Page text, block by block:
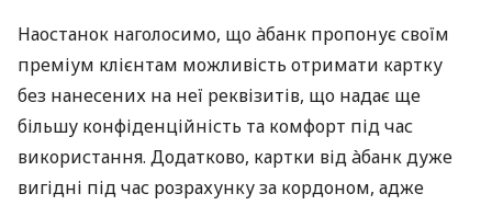
Наостанок наголосимо, що àбанк пропонує своїм
преміум клієнтам можливість отримати картку
без нанесених на неї реквізитів, що надає ще
більшу конфіденційність та комфорт під час
використання. Додатково, картки від àбанк дуже
вигідні під час розрахунку за кордоном, адже